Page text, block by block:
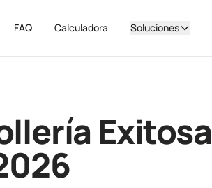
FAQ Calculadora Soluciones
Exitosa